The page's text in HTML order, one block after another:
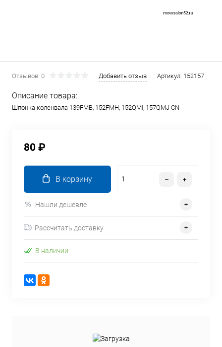
Отзывов: 0 Добавить отзыв Артикул: 152157
Описание товара:
Шпонка коленвала 139FMB, 152FMH, 152QMI, 157QMJ CN
80 ₽
В корзину
Нашли дешевле
Рассчитать доставку
В наличии